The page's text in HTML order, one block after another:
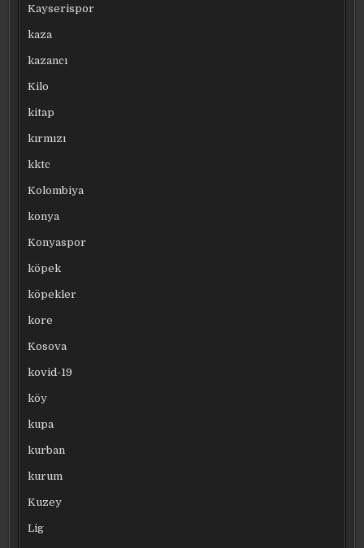
Kayserispor
kaza
kazancı
Kilo
kitap
kırmızı
kktc
Kolombiya
konya
Konyaspor
köpek
köpekler
kore
Kosova
kovid-19
köy
kupa
kurban
kurum
Kuzey
Lig